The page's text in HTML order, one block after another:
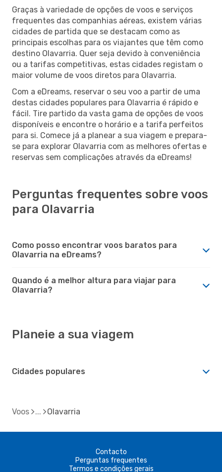
Graças à variedade de opções de voos e serviços
frequentes das companhias aéreas, existem várias
cidades de partida que se destacam como as
principais escolhas para os viajantes que têm como
destino Olavarria. Quer seja devido à conveniência
ou a tarifas competitivas, estas cidades registam o
maior volume de voos diretos para Olavarria.
Com a eDreams, reservar o seu voo a partir de uma
destas cidades populares para Olavarria é rápido e
fácil. Tire partido da vasta gama de opções de voos
disponíveis e encontre o horário e a tarifa perfeitos
para si. Comece já a planear a sua viagem e prepara-
se para explorar Olavarria com as melhores ofertas e
reservas sem complicações através da eDreams!
Perguntas frequentes sobre voos
para Olavarria
Como posso encontrar voos baratos para
Olavarria na eDreams?
Quando é a melhor altura para viajar para
Olavarria?
Planeie a sua viagem
Cidades populares
Voos Olavarria
Contacto
Perguntas frequentes
Termos e condições gerais